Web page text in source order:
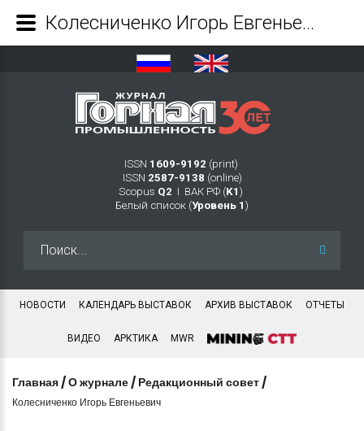
ISSN 1609-9192 (print)
ISSN 2587-9138 (online)
Scopus Q2 Ι ВАК РФ (K1 )
Белый список (Уровень 1 )
НОВОСТИ КАЛЕНДАРЬ ВЫСТАВОК АРХИВ ВЫСТАВОК ОТЧЕТЫ
ВИДЕО АРКТИКА MWR
Главная /О журнале / Редакционный совет /
Колесниченко Игорь Евгеньевич
Колесниченко Игорь Евгеньевич - Журнал Горная промышленность